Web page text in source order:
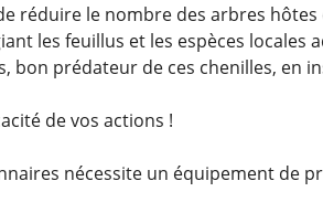
réduire le nombre des arbres
les feuillus et les espèces
bon prédateur de ces chenilles, en
de vos actions !
nécessite un équipement de